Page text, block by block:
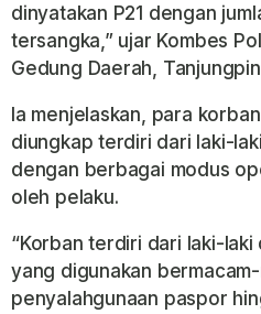
dinyatakan P21 dengan
tersangka,” ujar Kombes
Gedung Daerah,
Ia menjelaskan, para
diungkap terdiri dari laki-
dengan berbagai modus
oleh pelaku.
“Korban terdiri dari laki-
yang digunakan
penyalahgunaan paspor